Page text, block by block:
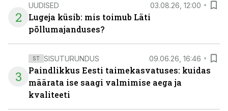
2
UUDISED 03.08.26, 12:00
Lugeja küsib: mis toimub Läti
põllumajanduses?
3
ST SISUTURUNDUS 09.06.26, 16:46
Paindlikkus Eesti taimekasvatuses: kuidas
määrata ise saagi valmimise aega ja
kvaliteeti